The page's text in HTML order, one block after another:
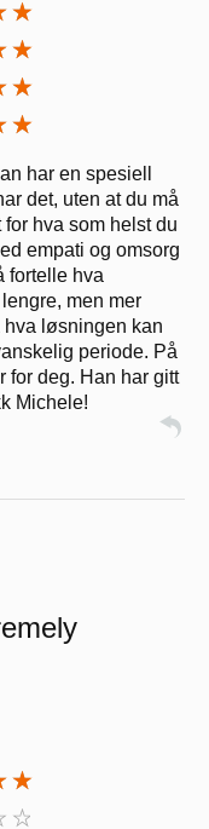
har en spesiell
det, uten at du må
hva som helst du
empati og omsorg
fortelle hva
men mer
løsningen kan
periode. På
for deg. Han har gitt
Michele!